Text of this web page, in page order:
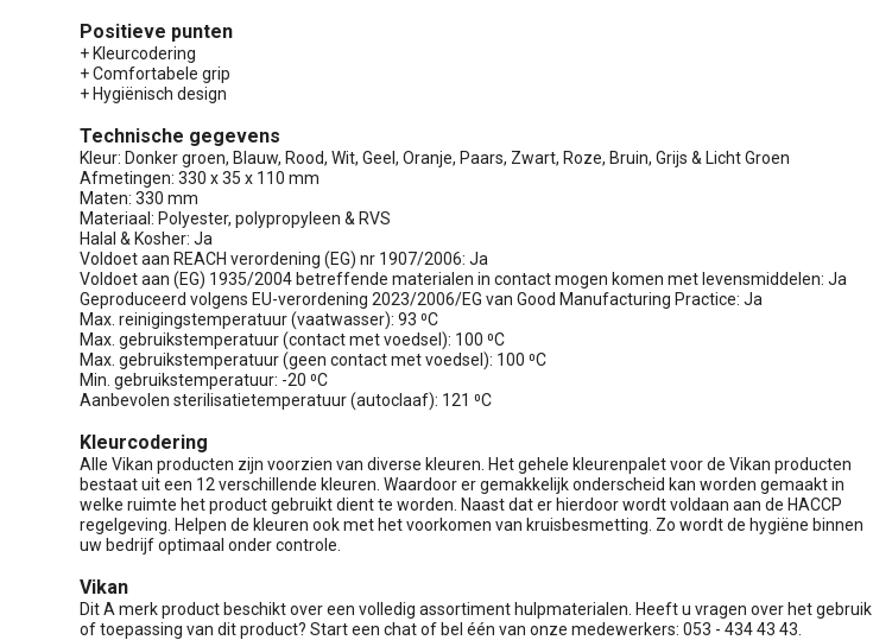
Positieve punten
+ Kleurcodering
+ Comfortabele grip
+ Hygiënisch design
Technische gegevens
Kleur: Donker groen, Blauw, Rood, Wit, Geel, Oranje, Paars, Zwart, Roze, Bruin, Grijs & Licht Groen
Afmetingen: 330 x 35 x 110 mm
Maten: 330 mm
Materiaal: Polyester, polypropyleen & RVS
Halal & Kosher: Ja
Voldoet aan REACH verordening (EG) nr 1907/2006: Ja
Voldoet aan (EG) 1935/2004 betreffende materialen in contact mogen komen met levensmiddelen: Ja
Geproduceerd volgens EU-verordening 2023/2006/EG van Good Manufacturing Practice: Ja
Max. reinigingstemperatuur (vaatwasser): 93 ⁰C
Max. gebruikstemperatuur (contact met voedsel): 100 ⁰C
Max. gebruikstemperatuur (geen contact met voedsel): 100 ⁰C
Min. gebruikstemperatuur: -20 ⁰C
Aanbevolen sterilisatietemperatuur (autoclaaf): 121 ⁰C
Kleurcodering
Alle Vikan producten zijn voorzien van diverse kleuren. Het gehele kleurenpalet voor de Vikan producten
bestaat uit een 12 verschillende kleuren. Waardoor er gemakkelijk onderscheid kan worden gemaakt in
welke ruimte het product gebruikt dient te worden. Naast dat er hierdoor wordt voldaan aan de HACCP
regelgeving. Helpen de kleuren ook met het voorkomen van kruisbesmetting. Zo wordt de hygiëne binnen
uw bedrijf optimaal onder controle.
Vikan
Dit A merk product beschikt over een volledig assortiment hulpmaterialen. Heeft u vragen over het gebruik
of toepassing van dit product? Start een chat of bel één van onze medewerkers: 053 - 434 43 43.